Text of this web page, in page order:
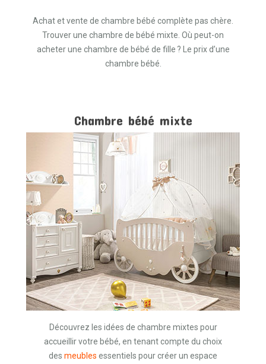
Achat et vente de chambre bébé complète pas chère.
Trouver une chambre de bébé mixte. Où peut-on
acheter une chambre de bébé de fille ? Le prix d’une
chambre bébé.
Chambre bébé mixte
Découvrez les idées de chambre mixtes pour
accueillir votre bébé, en tenant compte du choix
des meubles essentiels pour créer un espace